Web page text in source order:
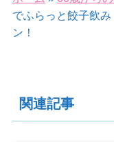
でふらっと餃子飲
ン！
関連記事